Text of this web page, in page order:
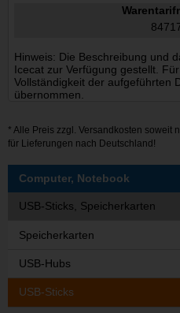
Hinweis: Die Beschreibung und
Icecat zur Verfügung gestellt.
Vollständigkeit der aufgeführten
übernommen.
* Alle Preis zzgl. Versandkosten soweit
für Lieferungen nach Deutschland!
Computer, Notebook
USB-Sticks, Speicherkarten
Speicherkarten
USB-Hubs
USB-Sticks